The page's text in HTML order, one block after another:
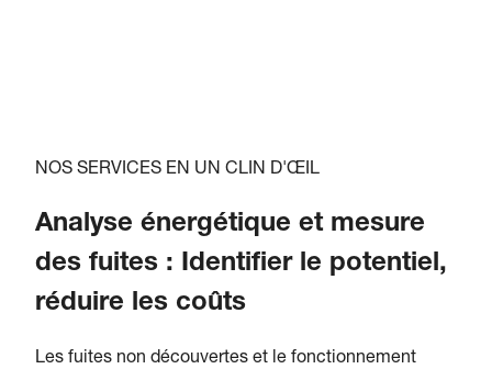
NOS SERVICES EN UN CLIN D'ŒIL
Analyse énergétique et mesure
des fuites : Identifier le potentiel,
réduire les coûts
Les fuites non découvertes et le fonctionnement